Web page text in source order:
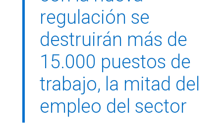
regulación se
destruirán más de
15.000 puestos de
trabajo, la mitad del
empleo del sector